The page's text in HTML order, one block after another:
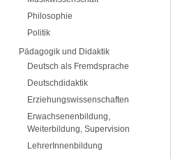
Philosophie
Politik
Pädagogik und Didaktik
Deutsch als Fremdsprache
Deutschdidaktik
Erziehungswissenschaften
Erwachsenenbildung,
Weiterbildung, Supervision
LehrerInnenbildung